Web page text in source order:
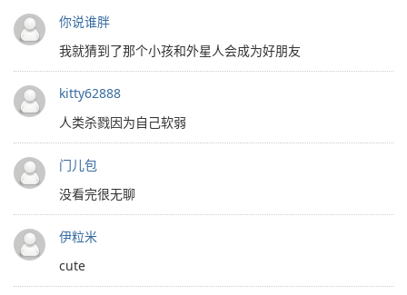
你说谁胖
我就猜到了那个小孩和外星人会成为好朋友
kitty62888
人类杀戮因为自己软弱
门儿包
没看完很无聊
伊粒米
cute